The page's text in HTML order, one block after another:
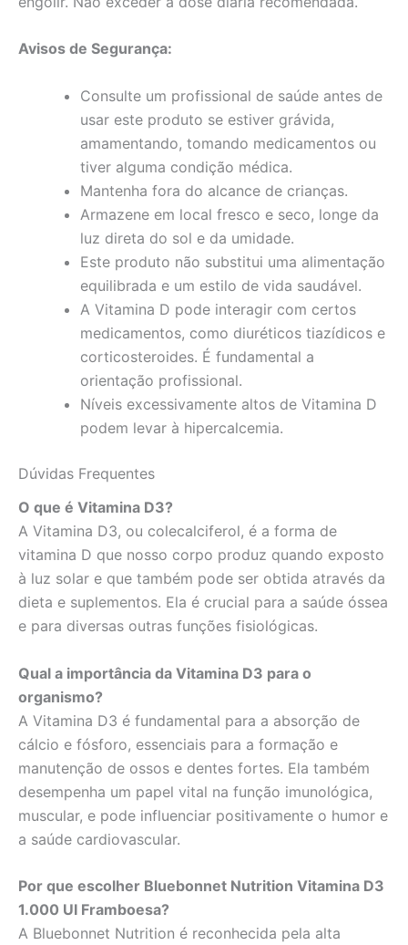
Avisos de Segurança:
Consulte um profissional de saúde antes de
usar este produto se estiver grávida,
amamentando, tomando medicamentos ou
tiver alguma condição médica.
Mantenha fora do alcance de crianças.
Armazene em local fresco e seco, longe da
luz direta do sol e da umidade.
Este produto não substitui uma alimentação
equilibrada e um estilo de vida saudável.
A Vitamina D pode interagir com certos
medicamentos, como diuréticos tiazídicos e
corticosteroides. É fundamental a
orientação profissional.
Níveis excessivamente altos de Vitamina D
podem levar à hipercalcemia.
Dúvidas Frequentes
O que é Vitamina D3?
A Vitamina D3, ou colecalciferol, é a forma de
vitamina D que nosso corpo produz quando exposto
à luz solar e que também pode ser obtida através da
dieta e suplementos. Ela é crucial para a saúde óssea
e para diversas outras funções fisiológicas.
Qual a importância da Vitamina D3 para o
organismo?
A Vitamina D3 é fundamental para a absorção de
cálcio e fósforo, essenciais para a formação e
manutenção de ossos e dentes fortes. Ela também
desempenha um papel vital na função imunológica,
muscular, e pode influenciar positivamente o humor e
a saúde cardiovascular.
Por que escolher Bluebonnet Nutrition Vitamina D3
1.000 UI Framboesa?
A Bluebonnet Nutrition é reconhecida pela alta